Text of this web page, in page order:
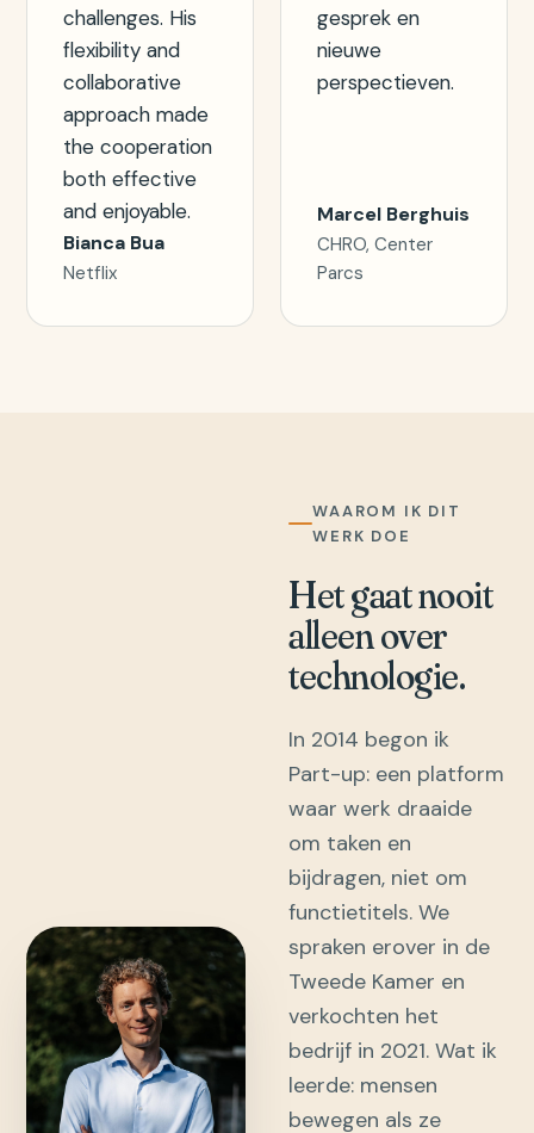
challenges. His
flexibility and
collaborative
approach made
the cooperation
both effective
and enjoyable.
Bianca Bua
Netflix
gesprek en
nieuwe
perspectieven.
Marcel Berghuis
CHRO, Center
Parcs
WAAROM IK DIT
WERK DOE
Het gaat nooit
alleen over
technologie.
In 2014 begon ik
Part-up: een platform
waar werk draaide
om taken en
bijdragen, niet om
functietitels. We
spraken erover in de
Tweede Kamer en
verkochten het
bedrijf in 2021. Wat ik
leerde: mensen
bewegen als ze